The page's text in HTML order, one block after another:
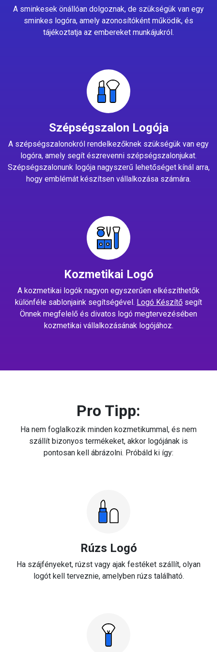
A sminkesek önállóan dolgoznak, de szükségük van egy
sminkes logóra, amely azonosítóként működik, és
tájékoztatja az embereket munkájukról.
Szépségszalon Logója
A szépségszalonokról rendelkezőknek szükségük van egy
logóra, amely segít észrevenni szépségszalonjukat.
Szépségszalonunk logója nagyszerű lehetőséget kínál arra,
hogy emblémát készítsen vállalkozása számára.
Kozmetikai Logó
A kozmetikai logók nagyon egyszerűen elkészíthetők
különféle sablonjaink segítségével. Logó Készítő segít
Önnek megfelelő és divatos logó megtervezésében
kozmetikai vállalkozásának logójához.
Pro Tipp:
Ha nem foglalkozik minden kozmetikummal, és nem
szállít bizonyos termékeket, akkor logójának is
pontosan kell ábrázolni. Próbáld ki így:
Rúzs Logó
Ha szájfényeket, rúzst vagy ajak festéket szállít, olyan
logót kell terveznie, amelyben rúzs található.